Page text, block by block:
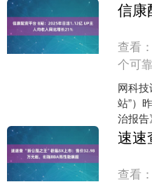
强。
去....
查看：
个可靠
网科
站”）
治报告
2025
均使用
查看